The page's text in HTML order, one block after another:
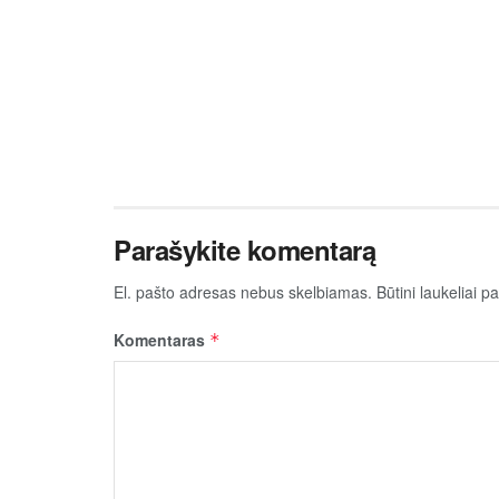
Parašykite komentarą
El. pašto adresas nebus skelbiamas. Būtini laukeliai
Komentaras *